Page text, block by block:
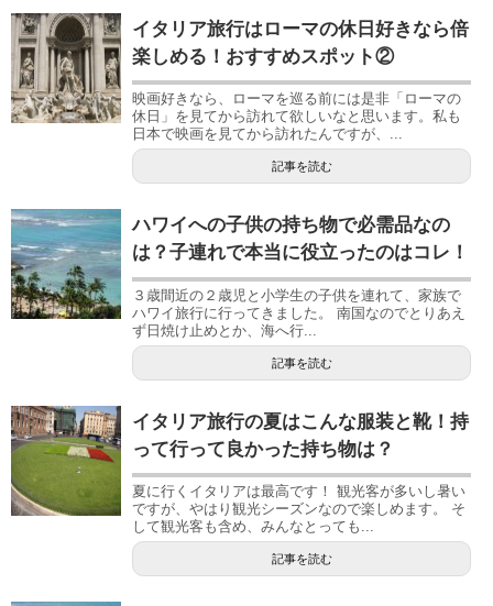
イタリア旅行はローマの休日好きなら倍
楽しめる！おすすめスポット②
映画好きなら、ローマを巡る前には是非「ローマの
休日」を見てから訪れて欲しいなと思います。私も
日本で映画を見てから訪れたんですが、...
記事を読む
ハワイへの子供の持ち物で必需品なの
は？子連れで本当に役立ったのはコレ！
３歳間近の２歳児と小学生の子供を連れて、家族で
ハワイ旅行に行ってきました。 南国なのでとりあえ
ず日焼け止めとか、海へ行...
記事を読む
イタリア旅行の夏はこんな服装と靴！持
って行って良かった持ち物は？
夏に行くイタリアは最高です！ 観光客が多いし暑い
ですが、やはり観光シーズンなので楽しめます。 そ
して観光客も含め、みんなとっても...
記事を読む